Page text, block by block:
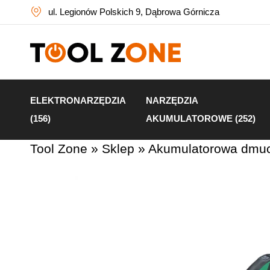
ul. Legionów Polskich 9, Dąbrowa Górnicza
ELEKTRONARZĘDZIA
(156)
NARZĘDZIA
AKUMULATOROWE (252)
Tool Zone » Sklep » Akumulatorowa